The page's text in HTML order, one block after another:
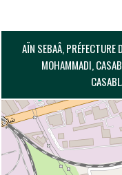
AÏN SEBAÂ, PRÉFECTURE
MOHAMMADI,